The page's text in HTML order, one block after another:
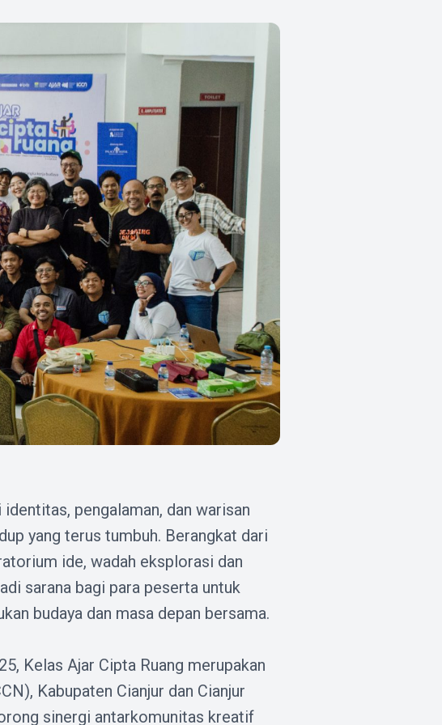
pengalaman, dan warisan
yang terus tumbuh. Berangkat dari
ide, wadah eksplorasi dan
sarana bagi para peserta untuk
budaya dan masa depan bersama.
Kelas Ajar Cipta Ruang merupakan
Kabupaten Cianjur dan Cianjur
sinergi antarkomunitas kreatif